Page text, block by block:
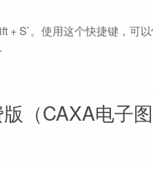
+ S`。使用这个快捷键，可
（CAXA电子